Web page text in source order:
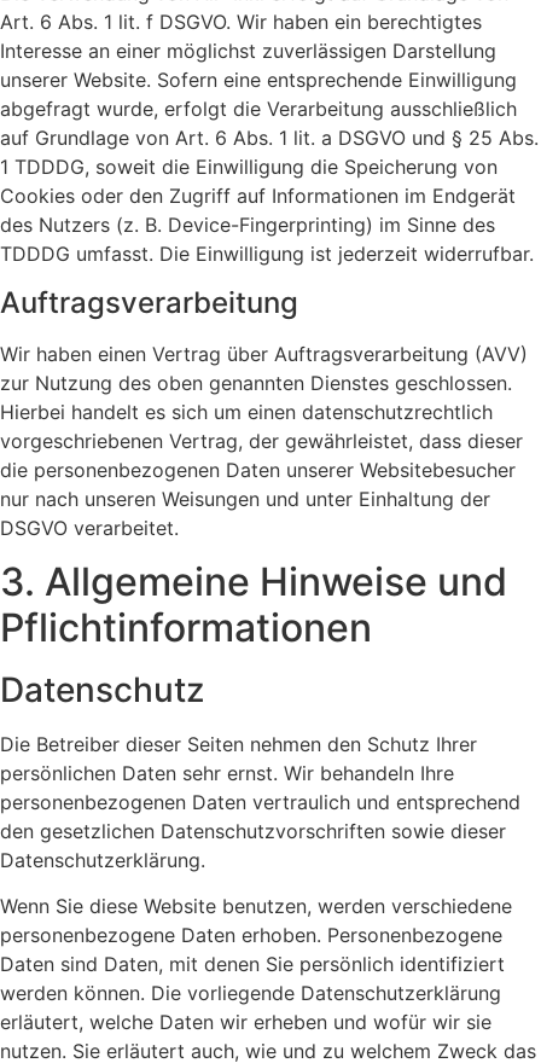
Art. 6 Abs. 1 lit. f DSGVO. Wir haben ein berechtigtes
Interesse an einer möglichst zuverlässigen Darstellung
unserer Website. Sofern eine entsprechende Einwilligung
abgefragt wurde, erfolgt die Verarbeitung ausschließlich
auf Grundlage von Art. 6 Abs. 1 lit. a DSGVO und § 25 Abs.
1 TDDDG, soweit die Einwilligung die Speicherung von
Cookies oder den Zugriff auf Informationen im Endgerät
des Nutzers (z. B. Device-Fingerprinting) im Sinne des
TDDDG umfasst. Die Einwilligung ist jederzeit widerrufbar.
Auftragsverarbeitung
Wir haben einen Vertrag über Auftragsverarbeitung (AVV)
zur Nutzung des oben genannten Dienstes geschlossen.
Hierbei handelt es sich um einen datenschutzrechtlich
vorgeschriebenen Vertrag, der gewährleistet, dass dieser
die personenbezogenen Daten unserer Websitebesucher
nur nach unseren Weisungen und unter Einhaltung der
DSGVO verarbeitet.
3. Allgemeine Hinweise und
Pflicht­informationen
Datenschutz
Die Betreiber dieser Seiten nehmen den Schutz Ihrer
persönlichen Daten sehr ernst. Wir behandeln Ihre
personenbezogenen Daten vertraulich und entsprechend
den gesetzlichen Datenschutzvorschriften sowie dieser
Datenschutzerklärung.
Wenn Sie diese Website benutzen, werden verschiedene
personenbezogene Daten erhoben. Personenbezogene
Daten sind Daten, mit denen Sie persönlich identifiziert
werden können. Die vorliegende Datenschutzerklärung
erläutert, welche Daten wir erheben und wofür wir sie
nutzen. Sie erläutert auch, wie und zu welchem Zweck das